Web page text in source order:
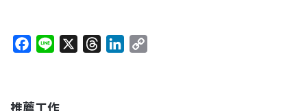
e
推薦工作